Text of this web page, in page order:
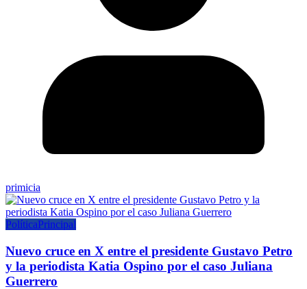
primicia
PolíticaPrincipal
Nuevo cruce en X entre el presidente Gustavo Petro
y la periodista Katia Ospino por el caso Juliana
Guerrero